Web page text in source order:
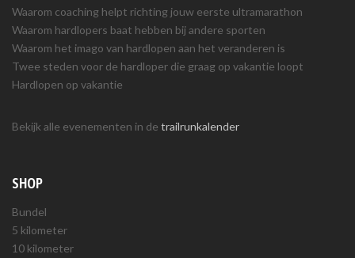
Waarom coaching helpt richting jouw eerste ultramarathon
Waarom hardlopers baat hebben bij andere sporten
Waarom het imago van hardlopen aan het veranderen is
Twee steden voor de hardloper die graag op vakantie loopt
Hardlopen op vakantie
Bekijk alle evenementen in de trailrunkalender
SHOP
Bundel
5 kilometer
10 kilometer